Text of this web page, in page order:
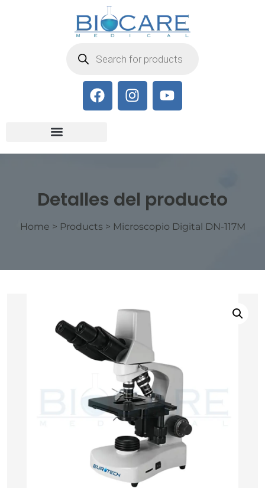
Detalles del producto
Home > Products > Microscopio Digital DN-117M